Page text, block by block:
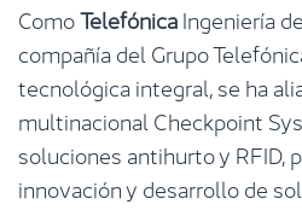
ComoTelefónicaIngeniería
compañía del Grupo
tecnológica integral, se ha
multinacional Checkpoint
soluciones antihurto y RFID,
innovación y desarrollo de